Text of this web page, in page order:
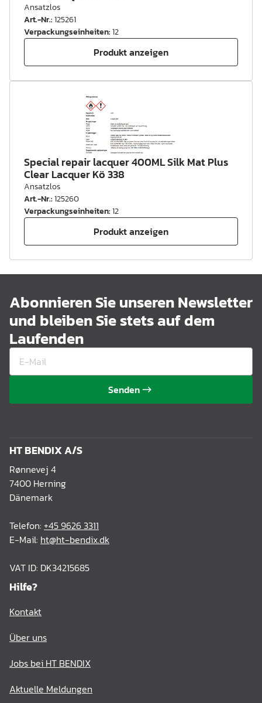
Ansatzlos
Art.-Nr.:125261
Verpackungseinheiten:12
Produkt anzeigen
Special repair lacquer 400ML Silk Mat Plus
Clear Lacquer Kö 338
Ansatzlos
Art.-Nr.:125260
Verpackungseinheiten:12
Produkt anzeigen
Abonnieren Sie unseren Newsletter
und bleiben Sie stets auf dem
Laufenden
Senden
HT BENDIX A/S
Rønnevej 4
7400 Herning
Dänemark
Telefon: +45 9626 3311
E-Mail: ht@ht-bendix.dk
VAT ID: DK34215685
Hilfe?
Kontakt
Über uns
Jobs bei HT BENDIX
Aktuelle Meldungen